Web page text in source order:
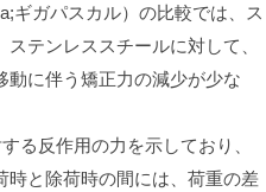
ギガパスカル）の比較では、ス
テンレススチールに対して、
動に伴う矯正力の減少が少な
る反作用の力を示しており、
時と除荷時の間には、荷重の差